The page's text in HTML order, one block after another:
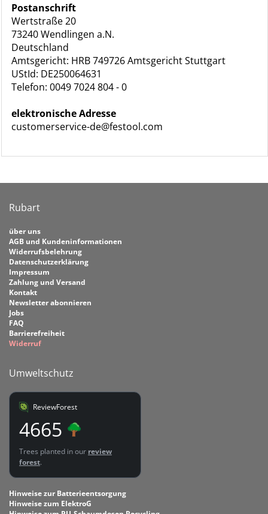
Postanschrift
Wertstraße 20
73240 Wendlingen a.N.
Deutschland
Amtsgericht: HRB 749726 Amtsgericht Stuttgart
UStId: DE250064631
Telefon: 0049 7024 804 - 0
elektronische Adresse
customerservice-de@festool.com
Rubart
über uns
AGB und Kundeninformationen
Widerrufsbelehrung
Datenschutzerklärung
Impressum
Zahlung und Versand
Kontakt
Newsletter abonnieren
Jobs
FAQ
Barrierefreiheit
Widerruf
Umweltschutz
ReviewForest
4665
Trees planted in our review
forest.
Hinweise zur Batterieentsorgung
Hinweise zum ElektroG